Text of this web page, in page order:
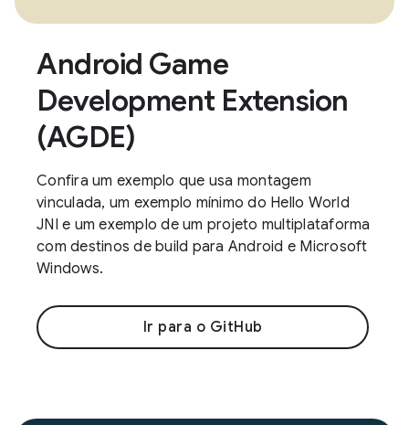
Android Game
Development Extension
(AGDE)
Confira um exemplo que usa montagem
vinculada, um exemplo mínimo do Hello World
JNI e um exemplo de um projeto multiplataforma
com destinos de build para Android e Microsoft
Windows.
Ir para o GitHub